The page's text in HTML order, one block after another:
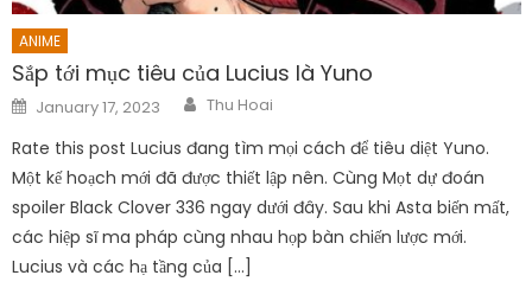
ANIME
Sắp tới mục tiêu của Lucius là Yuno
Posted
on
January 17, 2023 Author
Thu Hoai
Rate this post Lucius đang tìm mọi cách để tiêu diệt Yuno.
Một kế hoạch mới đã được thiết lập nên. Cùng Mọt dự đoán
spoiler Black Clover 336 ngay dưới đây. Sau khi Asta biến mất,
các hiệp sĩ ma pháp cùng nhau họp bàn chiến lược mới.
Lucius và các hạ tầng của […]